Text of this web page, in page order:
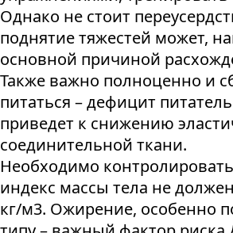
Однако не стоит
поднятие тяжестей может,
основной причиной
Также важно полноценно и
питаться – дефицит
приведет к снижению
соединительной ткани.
Необходимо
индекс массы тела не
кг/м3. Ожирение, особенно